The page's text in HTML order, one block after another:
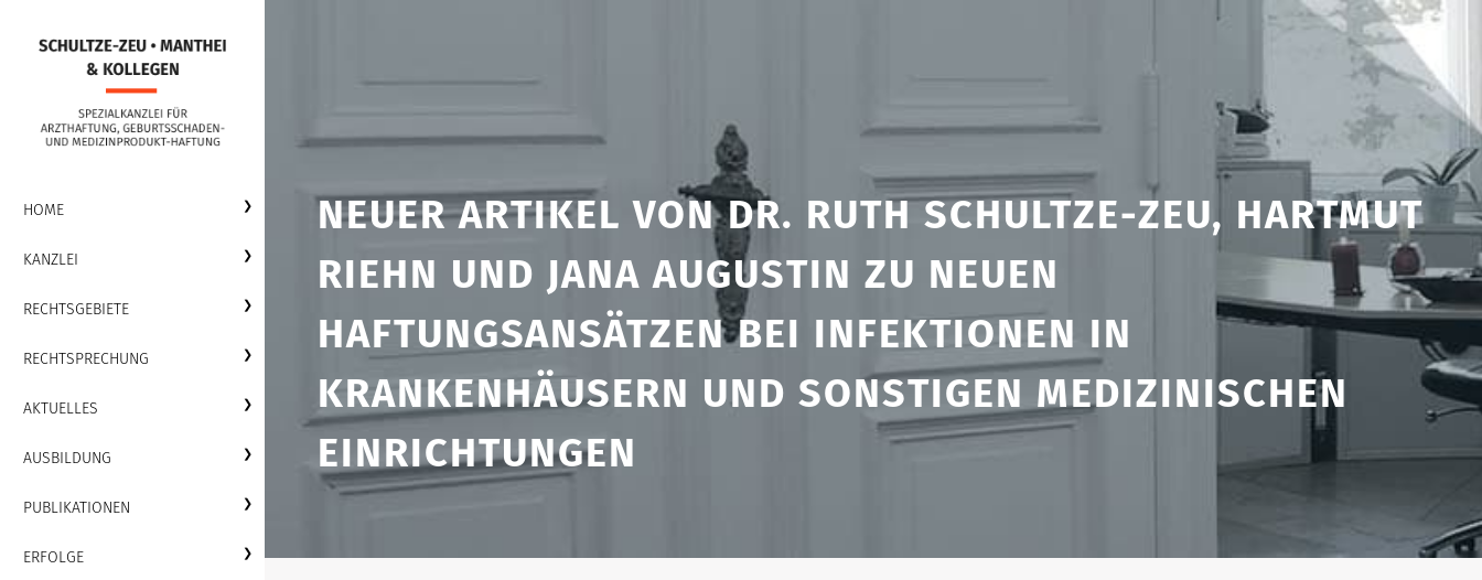
HOME
KANZLEI
RECHTSGEBIETE
RECHTSPRECHUNG
AKTUELLES
AUSBILDUNG
PUBLIKATIONEN
ERFOLGE
NEUER ARTIKEL VON DR. RUTH SCHULTZE-ZEU, HARTMUT
RIEHN UND JANA AUGUSTIN ZU NEUEN
HAFTUNGSANSÄTZEN BEI INFEKTIONEN IN
KRANKENHÄUSERN UND SONSTIGEN MEDIZINISCHEN
EINRICHTUNGEN